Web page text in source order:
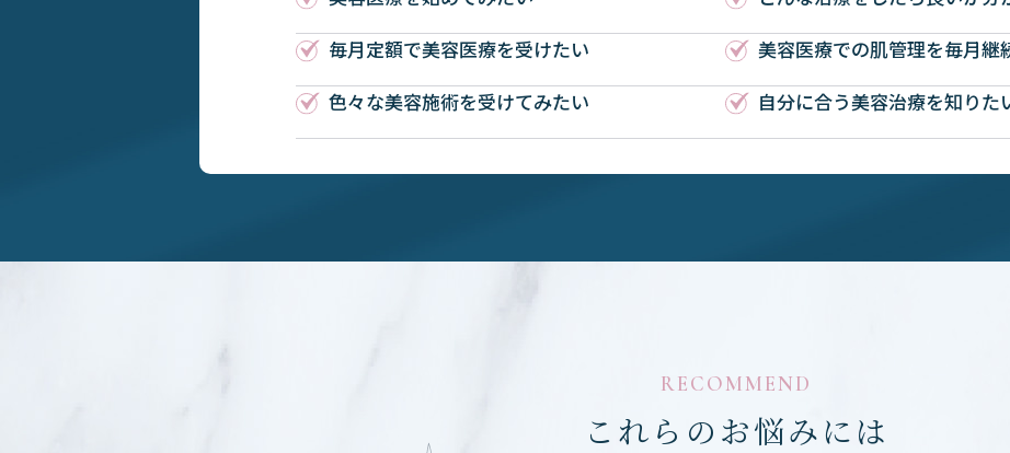
毎月定額で美容医療を受けたい
美容医療での肌管理を毎月継
色々な美容施術を受けてみたい
自分に合う美容治療を知りた
RECOMMEND
これらのお悩みには